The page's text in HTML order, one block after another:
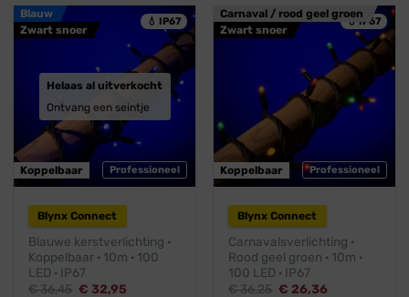
💧 IP67
Blauw
Zwart snoer
Professioneel
Koppelbaar
Helaas al uitverkocht
Ontvang een seintje
Blynx Connect
Blauwe kerstverlichting ·
Koppelbaar · 10m · 100
LED · IP67
€36,45 Oorspronkelijke
€ 32,95
💧 IP67
Carnaval / rood geel groen
Zwart snoer
Professioneel
Koppelbaar
Blynx Connect
Carnavalsverlichting ·
Rood geel groen · 10m ·
100 LED · IP67
€36,25 Oorspronkelijke
€ 26,36Huidige